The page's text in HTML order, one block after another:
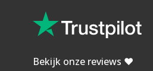
Bekijk onze reviews ❤️